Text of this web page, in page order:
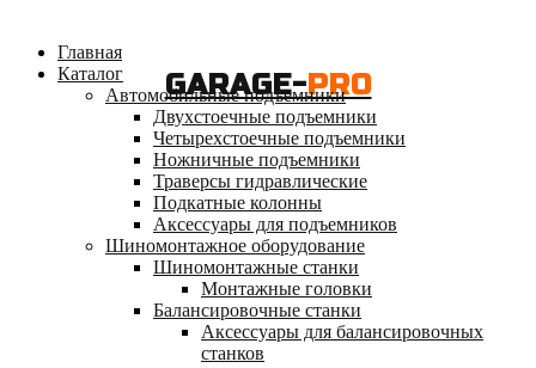
GARAGE-PRO
Главная
Каталог
Автомобильные подъемники
Двухстоечные подъемники
Четырехстоечные подъемники
Ножничные подъемники
Траверсы гидравлические
Подкатные колонны
Аксессуары для подъемников
Шиномонтажное оборудование
Шиномонтажные станки
Монтажные головки
Балансировочные станки
Аксессуары для балансировочных
станков